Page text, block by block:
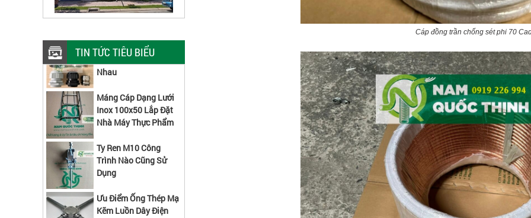
TIN TỨC TIÊU BIỂU
PG Nhựa Có Gì Khác
Nhau
Inox 100x50 Lắp Đặt
Nhà Máy Thực Phẩm
Trình Nào Cũng Sử
Dụng
Kẽm Luồn Dây Điện
Trơn EMT
Cáp đồng trần chống sét phi 70